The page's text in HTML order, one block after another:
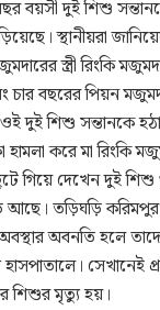
বয়সী দুই শিশু
স্থানীয়রা
স্ত্রী রিংকি
বছরের পিয়ন
দুই শিশু সন্তানকে
করে মা রিংকি
ছুটে গিয়ে দেখেন দুই
আছে। তড়িঘড়ি করিমপুর
অবনতি হলে
সেখানেই
শিশুর মৃত্যু হয়।